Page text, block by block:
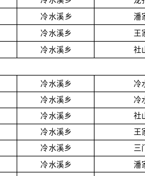
冷水溪乡 潘
冷水溪乡 王
冷水溪乡 社
冷水溪乡
冷
冷水溪乡
冷
冷水溪乡
社
冷水溪乡
王
冷水溪乡
三
冷水溪乡
潘